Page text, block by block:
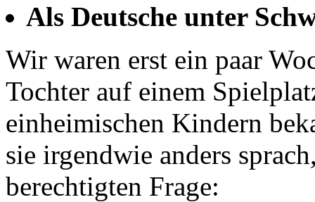
Als Deutsche unter
Wir waren erst ein paar
Tochter auf einem
einheimischen Kindern
sie irgendwie anders
berechtigten Frage: